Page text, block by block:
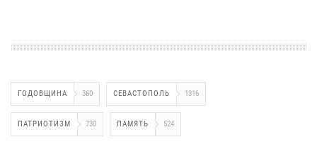
ГОДОВЩИНА 360 СЕВАСТОПОЛЬ 1316
ПАТРИОТИЗМ 730 ПАМЯТЬ 524